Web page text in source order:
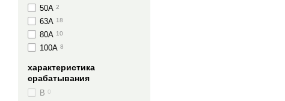
50А 2
63А 18
80А 10
100А 8
характеристика
срабатывания
B 0